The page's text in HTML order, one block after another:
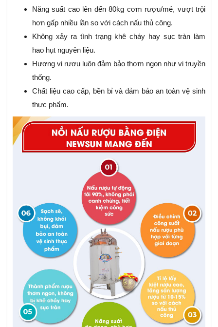
Năng suất cao lên đến 80kg cơm rượu/mẻ, vượt trội
hơn gấp nhiều lần so với cách nấu thủ công.
Không xảy ra tình trạng khê cháy hay sục tràn làm
hao hụt nguyên liệu.
Hương vị rượu luôn đảm bảo thơm ngon như vị truyền
thống.
Chất liệu cao cấp, bền bỉ và đảm bảo an toàn vệ sinh
thực phẩm.